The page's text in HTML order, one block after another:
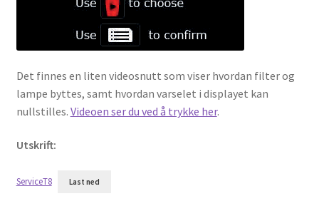
Det finnes en liten videosnutt som viser hvordan filter og
lampe byttes, samt hvordan varselet i displayet kan
nullstilles. Videoen ser du ved å trykke her.
Utskrift:
ServiceT8 Last ned